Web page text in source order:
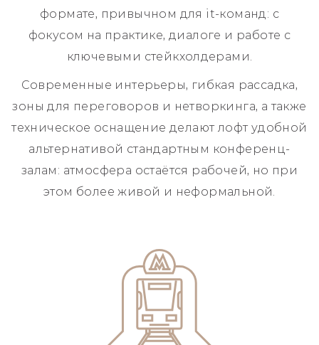
формате, привычном для it-команд: с
фокусом на практике, диалоге и работе с
ключевыми стейкхолдерами.
Современные интерьеры, гибкая рассадка,
зоны для переговоров и нетворкинга, а также
техническое оснащение делают лофт удобной
альтернативой стандартным конференц-
залам: атмосфера остаётся рабочей, но при
этом более живой и неформальной.